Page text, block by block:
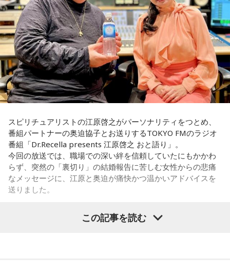
奥迫：なるほど！
江原：うん。もう、色んなところを物色して、（49歳）にも
なって何かチャラチャラと「俺様はモテるな～」なんて（勘
違いしているのでしょう）。アホな高校教師ですわ。社会性
がないのね、こういう人ってね。だけど、こんな男と結婚し
なくて良かったじゃない。
奥迫：良かったですよ！ もう、それを糧にして前を向いて。
江原：そうですよ。美しくそのまま去って、自分から捨てる
感じで。カツ丼の二杯でも食べて。
奥迫：カツ丼（笑）！ 良いですね！
江原：あんみつも付けちゃって。お酒を飲めるならビールも
カッとお腹に流し込んで、「ごちそうさん！」とか言って
奥迫：良いですね。すっきりします！
人事院の役割について、平野さんは「『公務員を元気に 国民
を幸せに』をミッションとして、国家公務員が安心して働け
る環境を整えたり、優秀な人材を国家公務員として採用した
りといった、国家公務員の人事に関するルール作りを通し
て、日本の行政を支える役割を担っています」と説明しま
す。
国家公務員というと“霞が関で法案や制度を作る人たち”という
でなく、気象予報や航空管制、ハローワーク、税関など、日
本全国、さらには海外でも、それぞれの専門性を活かしなが
ら幅広い分野で活躍しています。ちなみに、人材確保対策室
に所属する平野さんは、「国家公務員という仕事の魅力を発
信し、将来の公務を担う人材を確保するための仕事を担当し
ています」と話します。
また“国家公務員になるのもハードルが高い”といった印象を持
スピリチュアリストの江原啓之がパーソナリティをつとめ、
番組パートナーの奥迫協子とお送りするTOKYO FMのラジオ
番組「Dr.Recella presents 江原啓之 おと語り」。
今回の放送では、職場での深い絆を信頼していたにもかかわ
らず、突然の「裏切り」の結婚報告に苦しむ女性からの悲痛
なメッセージに、江原と奥迫が痛快かつ温かいアドバイスを
送りました。
この記事を読む